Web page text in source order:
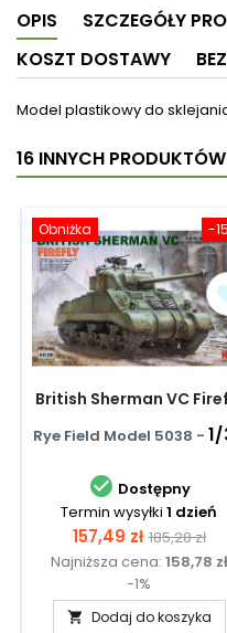
OPIS
SZCZEGÓŁY
KOSZT DOSTAWY
Model plastikowy do
16 INNYCH
-
Obniżka
British Sherman VC
Rye Field Model 5038 -
 Dostępny
Termin wysyłki 1 dzień
Cena
157,49 zł Cena
185,28 zł
Najniższa cena: 158,78 zł
-1%
 Dodaj do koszyka